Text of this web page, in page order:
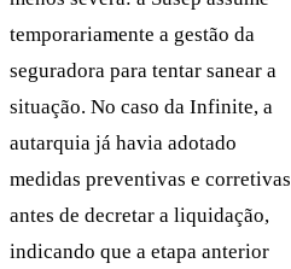
temporariamente a gestão da
seguradora para tentar sanear a
situação. No caso da Infinite, a
autarquia já havia adotado
medidas preventivas e corretivas
antes de decretar a liquidação,
indicando que a etapa anterior